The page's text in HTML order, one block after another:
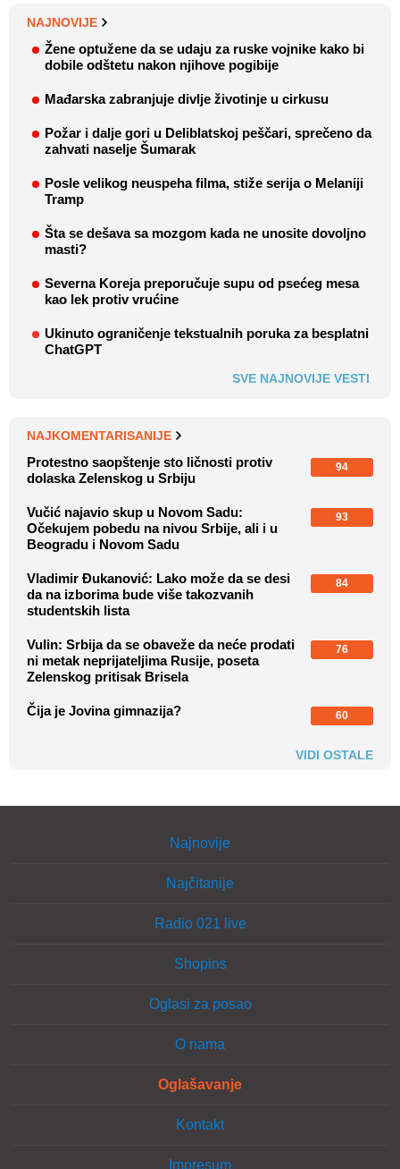
NAJNOVIJE
Žene optužene da se udaju za ruske vojnike kako bi
dobile odštetu nakon njihove pogibije
Mađarska zabranjuje divlje životinje u cirkusu
Požar i dalje gori u Deliblatskoj peščari, sprečeno da
zahvati naselje Šumarak
Posle velikog neuspeha filma, stiže serija o Melaniji
Tramp
Šta se dešava sa mozgom kada ne unosite dovoljno
masti?
Severna Koreja preporučuje supu od psećeg mesa
kao lek protiv vrućine
Ukinuto ograničenje tekstualnih poruka za besplatni
ChatGPT
SVE NAJNOVIJE VESTI
NAJKOMENTARISANIJE
Protestno saopštenje sto ličnosti protiv
dolaska Zelenskog u Srbiju
94
Vučić najavio skup u Novom Sadu:
Očekujem pobedu na nivou Srbije, ali i u
Beogradu i Novom Sadu
93
Vladimir Đukanović: Lako može da se desi
da na izborima bude više takozvanih
studentskih lista
84
Vulin: Srbija da se obaveže da neće prodati
ni metak neprijateljima Rusije, poseta
Zelenskog pritisak Brisela
76
Čija je Jovina gimnazija? 60
VIDI OSTALE
Najnovije
Najčitanije
Radio 021 live
Shopins
Oglasi za posao
O nama
Oglašavanje
Kontakt
Impresum